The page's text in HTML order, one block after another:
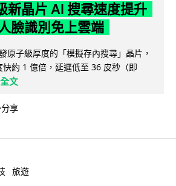
新晶片 AI 搜尋速度提升
臉識別免上雲端
原子級厚度的「模擬存內搜尋」晶片，
快約 1 億倍，延遲低至 36 皮秒（即
文
分享
旅遊